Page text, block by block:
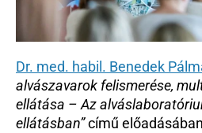
Dr. med. habil. Benedek
alvászavarok felismerése,
ellátása – Az
ellátásban” című